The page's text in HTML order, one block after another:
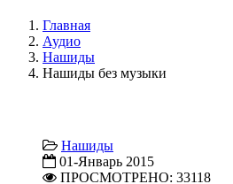
Главная
Аудио
Нашиды
Нашиды без музыки
Нашиды
01-Январь 2015
ПРОСМОТРЕНО: 33118